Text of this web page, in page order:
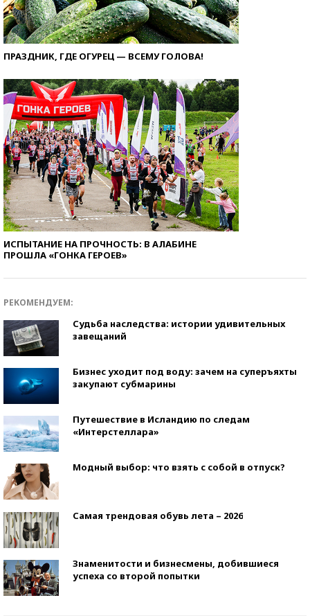
ПРАЗДНИК, ГДЕ ОГУРЕЦ — ВСЕМУ ГОЛОВА!
ИСПЫТАНИЕ НА ПРОЧНОСТЬ: В АЛАБИНЕ
ПРОШЛА «ГОНКА ГЕРОЕВ»
РЕКОМЕНДУЕМ:
Судьба наследства: истории удивительных
завещаний
Бизнес уходит под воду: зачем на суперъяхты
закупают субмарины
Путешествие в Исландию по следам
«Интерстеллара»
Модный выбор: что взять с собой в отпуск?
Самая трендовая обувь лета – 2026
Знаменитости и бизнесмены, добившиеся
успеха со второй попытки